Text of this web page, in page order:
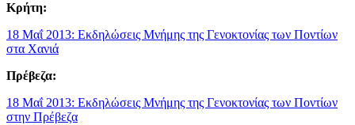
Κρήτη:
18 Μαΐ 2013: Εκδηλώσεις Μνήμης της Γενοκτονίας των Ποντίων
στα Χανιά
Πρέβεζα:
18 Μαΐ 2013: Εκδηλώσεις Μνήμης της Γενοκτονίας των Ποντίων
στην Πρέβεζα